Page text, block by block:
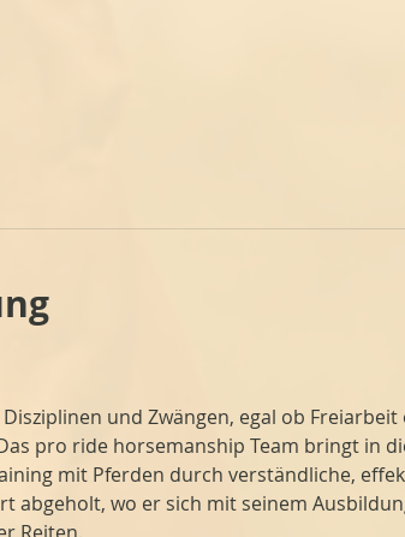
und Zwängen, egal ob
pro ride horsemanship Team bringt in
mit Pferden durch verständliche,
abgeholt, wo er sich mit seinem